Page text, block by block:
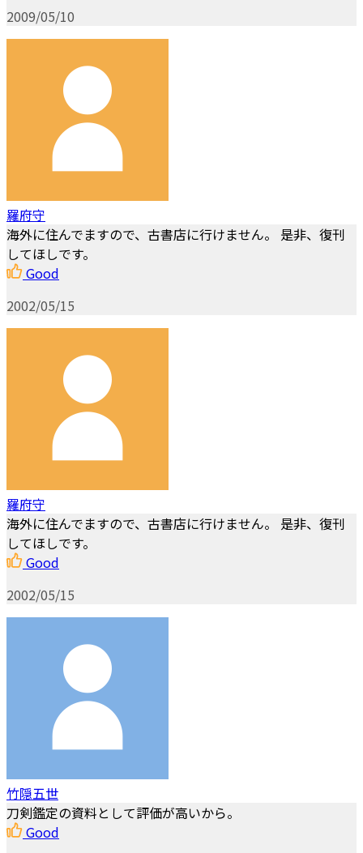
2009/05/10
羅府守
海外に住んでますので、古書店に行けません。 是非、復刊
してほしです。
Good
2002/05/15
羅府守
海外に住んでますので、古書店に行けません。 是非、復刊
してほしです。
Good
2002/05/15
竹隠五世
刀剣鑑定の資料として評価が高いから。
Good